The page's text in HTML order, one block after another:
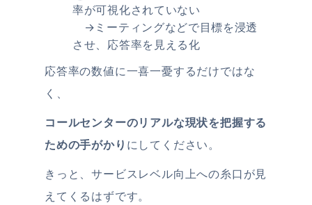
率が可視化されていない
→ミーティングなどで目標を浸透
させ、応答率を見える化
応答率の数値に一喜一憂するだけではな
く、
コールセンターのリアルな現状を把握する
ための手がかり にしてください。
きっと、サービスレベル向上への糸口が見
えてくるはずです。